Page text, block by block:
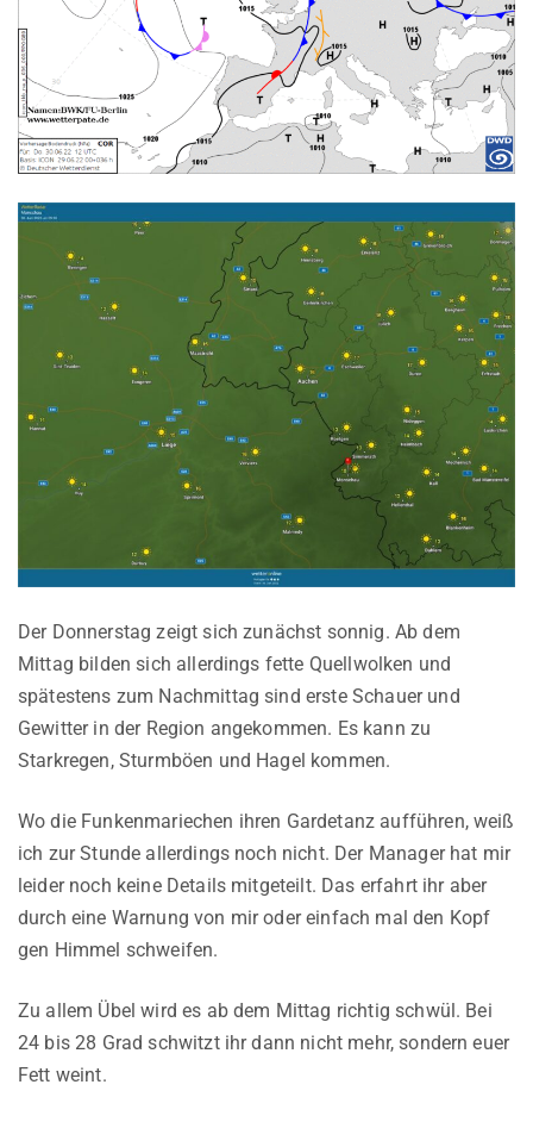
Der Donnerstag zeigt sich zunächst sonnig. Ab dem
Mittag bilden sich allerdings fette Quellwolken und
spätestens zum Nachmittag sind erste Schauer und
Gewitter in der Region angekommen. Es kann zu
Starkregen, Sturmböen und Hagel kommen.
Wo die Funkenmariechen ihren Gardetanz aufführen, weiß
ich zur Stunde allerdings noch nicht. Der Manager hat mir
leider noch keine Details mitgeteilt. Das erfahrt ihr aber
durch eine Warnung von mir oder einfach mal den Kopf
gen Himmel schweifen.
Zu allem Übel wird es ab dem Mittag richtig schwül. Bei
24 bis 28 Grad schwitzt ihr dann nicht mehr, sondern euer
Fett weint.